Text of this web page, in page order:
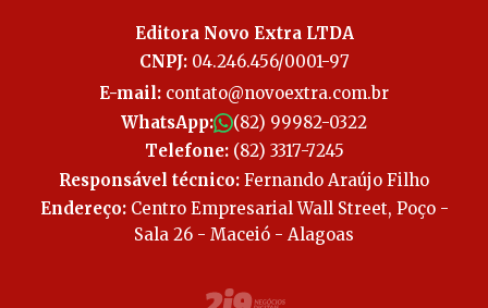
Editora Novo Extra LTDA
CNPJ:04.246.456/0001-97
E-mail: contato@novoextra.com.br
WhatsApp:
(82) 99982-0322
Telefone:(82) 3317-7245
Responsável técnico: Fernando Araújo Filho
Endereço:Centro Empresarial Wall Street, Poço -
Sala 26 - Maceió - Alagoas